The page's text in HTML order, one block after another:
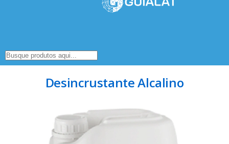
Desincrustante Alcalino